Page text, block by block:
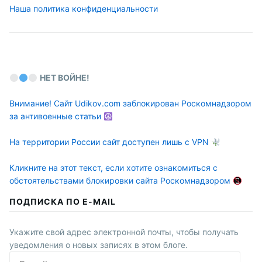
Наша политика конфиденциальности
НЕТ ВОЙНЕ!
Внимание! Сайт Udikov.com заблокирован Роскомнадзором
за антивоенные статьи
На территории России сайт доступен лишь с VPN
Кликните на этот текст, если хотите ознакомиться с
обстоятельствами блокировки сайта Роскомнадзором
ПОДПИСКА ПО E-MAIL
Укажите свой адрес электронной почты, чтобы получать
уведомления о новых записях в этом блоге.